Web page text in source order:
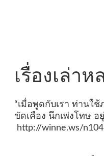
เรื่องเล่า
“เมื่อพูดกับเรา ท่านใ
ขัดเคือง นึกเพ่งโทษ
http://winne.ws/